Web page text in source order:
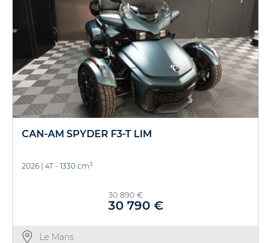
CAN-AM SPYDER F3-T LIM
2026 4T - 1330 cm3
30 890 €
30 790 €
Le Mans